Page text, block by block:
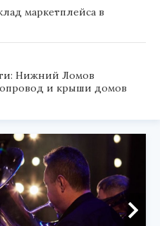
маркетплейса в
Нижний Ломов
и крыши домов